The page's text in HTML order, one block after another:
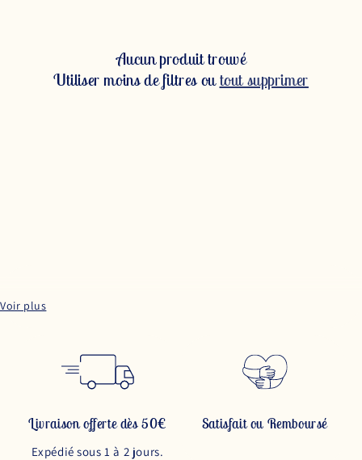
Aucun produit trouvé
Utiliser moins de filtres outout supprimer
Livraison offerte dès 50€
Expédié sous 1 à 2 jours.
Satisfait ou Remboursé